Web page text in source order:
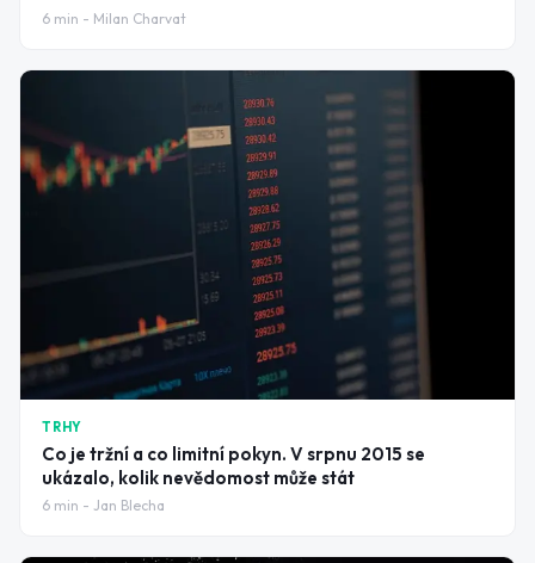
6 min - Milan Charvat
TRHY
Co je tržní a co limitní pokyn. V srpnu 2015 se
ukázalo, kolik nevědomost může stát
6 min - Jan Blecha